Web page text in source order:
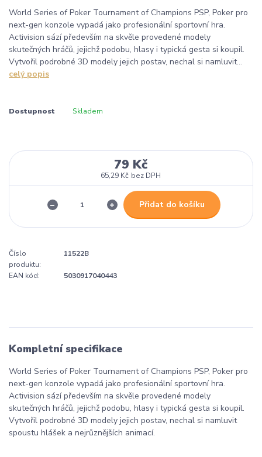
World Series of Poker Tournament of Champions PSP, Poker pro
next-gen konzole vypadá jako profesionální sportovní hra.
Activision sází především na skvěle provedené modely
skutečných hráčů, jejichž podobu, hlasy i typická gesta si koupil.
Vytvořil podrobné 3D modely jejich postav, nechal si namluvit...
celý popis
Dostupnost Skladem
79 Kč
65,29 Kč bez DPH
Přidat do košíku
Číslo
produktu:
11522B
EAN kód: 5030917040443
Kompletní specifikace
World Series of Poker Tournament of Champions PSP, Poker pro
next-gen konzole vypadá jako profesionální sportovní hra.
Activision sází především na skvěle provedené modely
skutečných hráčů, jejichž podobu, hlasy i typická gesta si koupil.
Vytvořil podrobné 3D modely jejich postav, nechal si namluvit
spoustu hlášek a nejrůznějších animací.